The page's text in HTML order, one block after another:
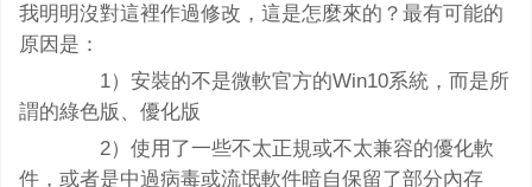
我明明沒對這裡作過修改，這是怎麼來的？最有可能的
原因是：
1）安裝的不是微軟官方的Win10系統，而是所
謂的綠色版、優化版
2）使用了一些不太正規或不太兼容的優化軟
件，或者是中過病毒或流氓軟件暗自保留了部分內存